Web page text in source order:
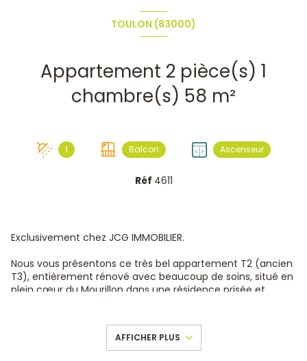
TOULON (83000)
Appartement 2 pièce(s) 1
chambre(s) 58 m²
1 Balcon Ascenseur
Réf 4611
Exclusivement chez JCG IMMOBILIER.
Nous vous présentons ce très bel appartement T2 (ancien
T3), entièrement rénové avec beaucoup de soins, situé en
plein cœur du Mourillon dans une résidence prisée et
Cet appartement entièrementclimatisé
avec ascenseur, et son balcon vous offre
VUE SPLENDIDEvers la mer.
AFFICHER PLUS